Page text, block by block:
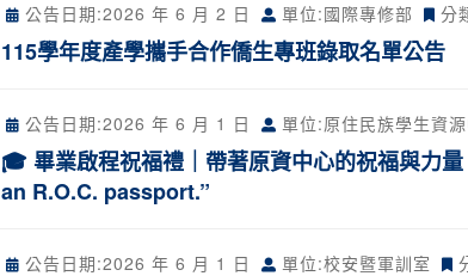
公告日期:2026 年 6 月 2 日 單位:國際專修部 分
115學年度產學攜手合作僑生專班錄取名單公告
公告日期:2026 年 6 月 1 日 單位:原住民族學生資
🎓 畢業啟程祝福禮｜帶著原資中心的祝福與力
an R.O.C. passport.”
公告日期:2026 年 6 月 1 日 單位:校安暨軍訓室